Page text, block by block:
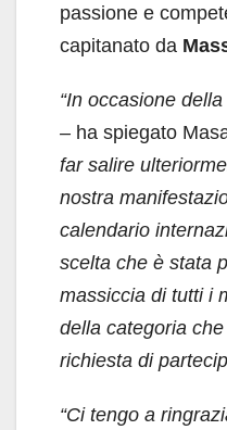
passione e
capitanato da
“In occasione
– ha spiegato
far salire
nostra
calendario
scelta che è stata
massiccia di tutti i
della categoria
richiesta di
“Ci tengo a